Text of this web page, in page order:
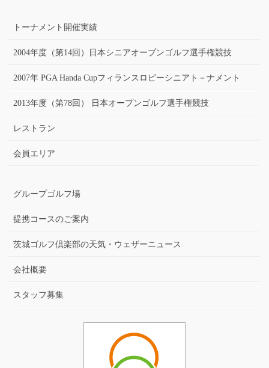
トーナメント開催実績
2004年度（第14回）日本シニアオープンゴルフ選手権競技
2007年 PGA Handa Cupフィランスロピーシニアト－ナメント
2013年度（第78回） 日本オープンゴルフ選手権競技
レストラン
会員エリア
グループゴルフ場
提携コースのご案内
茨城ゴルフ倶楽部の天気・ウェザーニュース
会社概要
スタッフ募集